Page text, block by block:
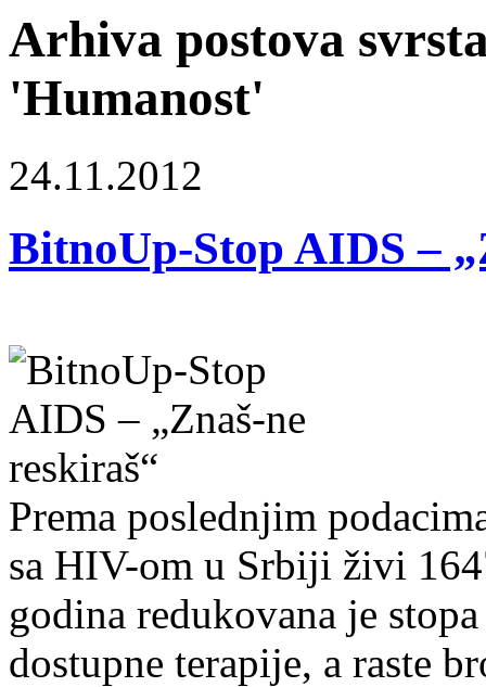
Arhiva postova
'Humanost'
24.11.2012
BitnoUp-Stop AIDS –
Prema poslednjim
sa HIV-om u Srbiji živi
godina redukovana je
dostupne terapije, a raste